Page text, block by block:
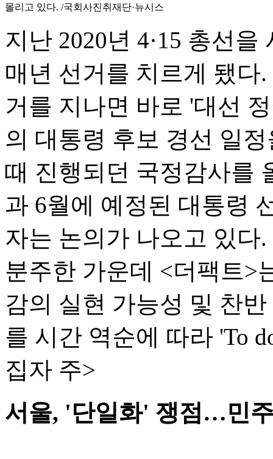
몰리고 있다. /국회사진취재단·뉴시스
지난 2020년 4·15 총선
매년 선거를 치르게 됐다
거를 지나면 바로 '대선
의 대통령 후보 경선 일
때 진행되던 국정감사를
과 6월에 예정된 대통령
자는 논의가 나오고 있다
분주한 가운데 <더팩트>
감의 실현 가능성 및 찬
를 시간 역순에 따라 'To
집자 주>
서울, '단일화' 쟁점…민